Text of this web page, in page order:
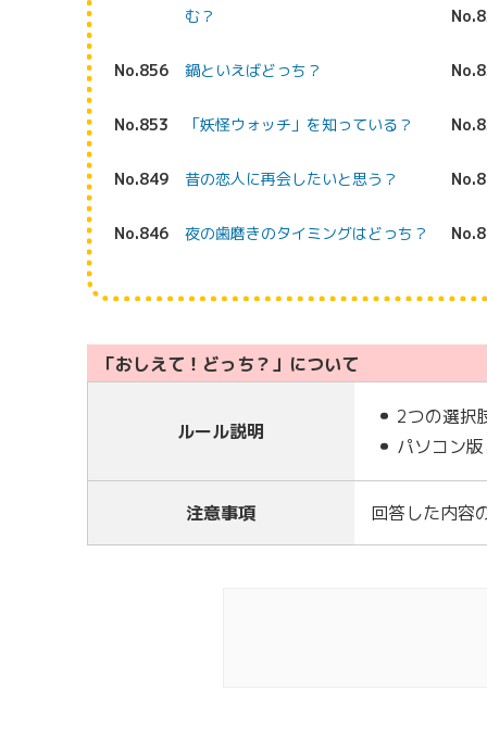
む？
No.856 鍋といえばどっち？
No.853 「妖怪ウォッチ」を知っている？
No.849 昔の恋人に再会したいと思う？
No.846 夜の歯磨きのタイミングはどっち？
「おしえて！どっち？」について
ルール説明
2つの選択
パソコン
注意事項 回答した内容